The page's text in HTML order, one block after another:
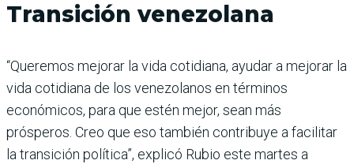
Transición venezolana
“Queremos mejorar la vida cotidiana, ayudar a mejorar la
vida cotidiana de los venezolanos en términos
económicos, para que estén mejor, sean más
prósperos. Creo que eso también contribuye a facilitar
la transición política”, explicó Rubio este martes a